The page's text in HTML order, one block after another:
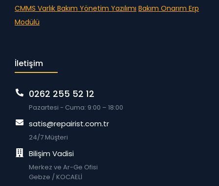
CMMS Varlık Bakım Yönetim Yazılımı Bakım Onarım Erp
Modülü
İletişim
0262 255 52 12
Pazartesi - Cuma: 9:00 – 18:00
satis@repairist.com.tr
24/7 Müşteri
Bilişim Vadisi
Merkez ve Ar-Ge Ofisi
Gebze / KOCAELİ